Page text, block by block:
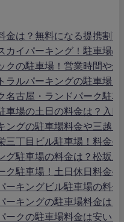
金は？無料になる提携割
カイパーキング！駐車場
クの駐車場！営業時間や
ラルパーキングの駐車場
名古屋・ランドパーク駐
車場の土日の料金は？入
ングの駐車場料金や三越
三丁目ビル駐車場！料金
グ駐車場の料金は？松坂
ク駐車場！土日休日料金
ーキングビル駐車場の料
ーキングの駐車場料金は
ークの駐車場料金は安い